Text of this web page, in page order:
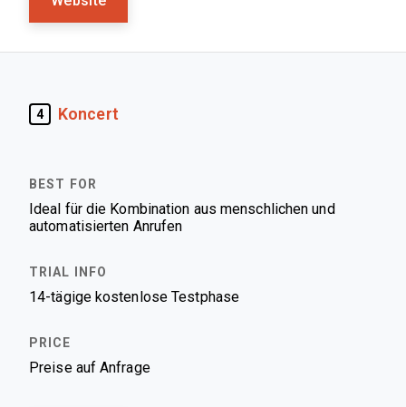
4 Koncert
Ideal für die Kombination aus menschlichen und
automatisierten Anrufen
14-tägige kostenlose Testphase
Preise auf Anfrage